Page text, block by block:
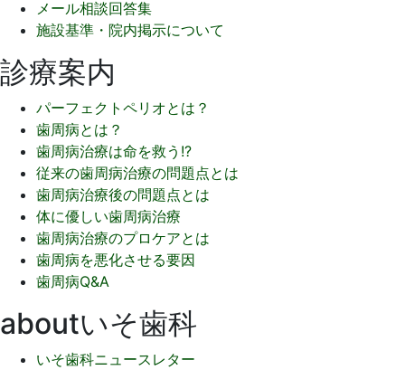
メール相談回答集
施設基準・院内掲示について
診療案内
パーフェクトペリオとは？
歯周病とは？
歯周病治療は命を救う!?
従来の歯周病治療の問題点とは
歯周病治療後の問題点とは
体に優しい歯周病治療
歯周病治療のプロケアとは
歯周病を悪化させる要因
歯周病Q&A
aboutいそ歯科
いそ歯科ニュースレター